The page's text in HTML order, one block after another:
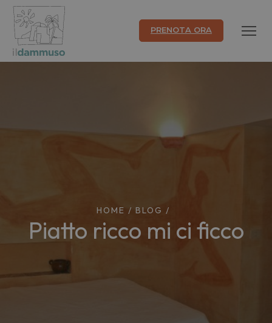
PRENOTA ORA
HOME / BLOG /
Piatto ricco mi ci ficco